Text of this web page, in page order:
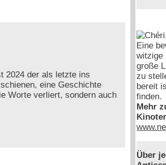
2024 der als letzte ins
eine Geschichte
Worte verliert, sondern auch
Eine
witzige
große
zu
bereit
finden.
Mehr
Über